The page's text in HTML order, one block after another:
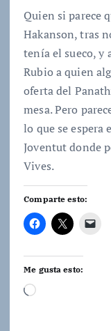
Quien si parece
Hakanson, tras
tenía el sueco, y
Rubio a quien
oferta del
mesa. Pero
lo que se espera
Joventut donde
Vives.
Comparte esto:
Me gusta esto:
C